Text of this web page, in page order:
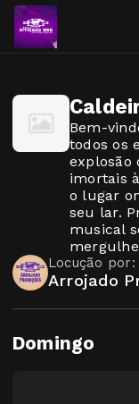
Bem-
todos os
explosão
imortais
o lugar
seu lar.
musical
Locução por:
Arrojado
Domingo